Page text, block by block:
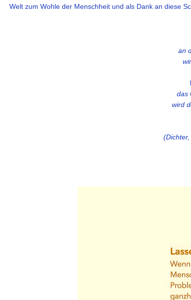
Welt zum Wohle der Menschheit und als Dank an diese
an
das
wird